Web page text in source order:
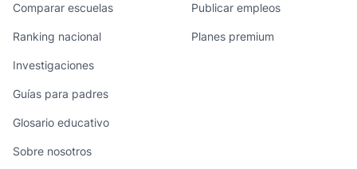
Comparar escuelas
Ranking nacional
Investigaciones
Guías para padres
Glosario educativo
Sobre nosotros
Publicar empleos
Planes premium